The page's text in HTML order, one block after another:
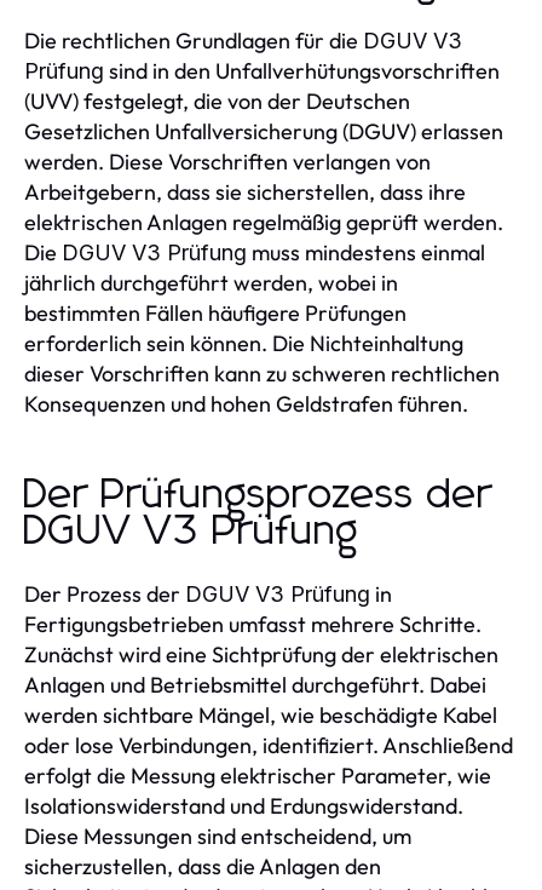
Die rechtlichen Grundlagen für die DGUV V3
Prüfung sind in den Unfallverhütungsvorschriften
(UVV) festgelegt, die von der Deutschen
Gesetzlichen Unfallversicherung (DGUV) erlassen
werden. Diese Vorschriften verlangen von
Arbeitgebern, dass sie sicherstellen, dass ihre
elektrischen Anlagen regelmäßig geprüft werden.
Die DGUV V3 Prüfung muss mindestens einmal
jährlich durchgeführt werden, wobei in
bestimmten Fällen häufigere Prüfungen
erforderlich sein können. Die Nichteinhaltung
dieser Vorschriften kann zu schweren rechtlichen
Konsequenzen und hohen Geldstrafen führen.
Der Prüfungsprozess der
DGUV V3 Prüfung
Der Prozess der DGUV V3 Prüfung in
Fertigungsbetrieben umfasst mehrere Schritte.
Zunächst wird eine Sichtprüfung der elektrischen
Anlagen und Betriebsmittel durchgeführt. Dabei
werden sichtbare Mängel, wie beschädigte Kabel
oder lose Verbindungen, identifiziert. Anschließend
erfolgt die Messung elektrischer Parameter, wie
Isolationswiderstand und Erdungswiderstand.
Diese Messungen sind entscheidend, um
sicherzustellen, dass die Anlagen den